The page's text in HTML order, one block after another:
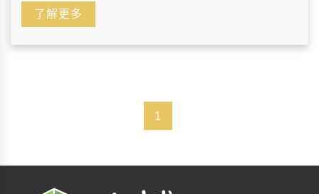
了解更多
1